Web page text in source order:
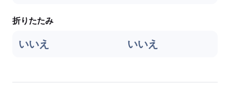
折りたたみ
いいえ いいえ